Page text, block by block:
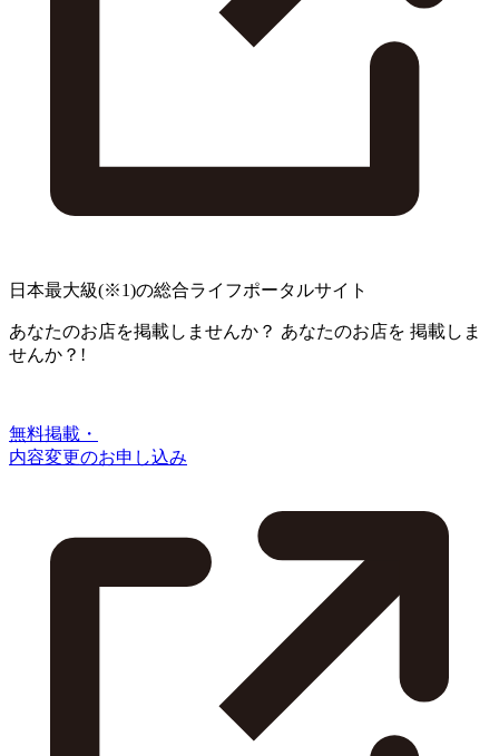
日本最大級(※1)の総合ライフポータルサイト
あなたのお店を掲載しませんか？ あなたのお店を 掲載しま
せんか？!
無料掲載・
内容変更のお申し込み